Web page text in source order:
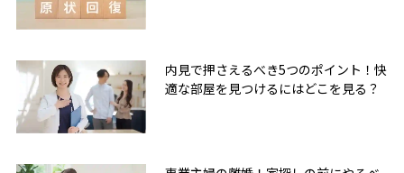
内見で押さえるべき5つのポイント！快
適な部屋を見つけるにはどこを見る？